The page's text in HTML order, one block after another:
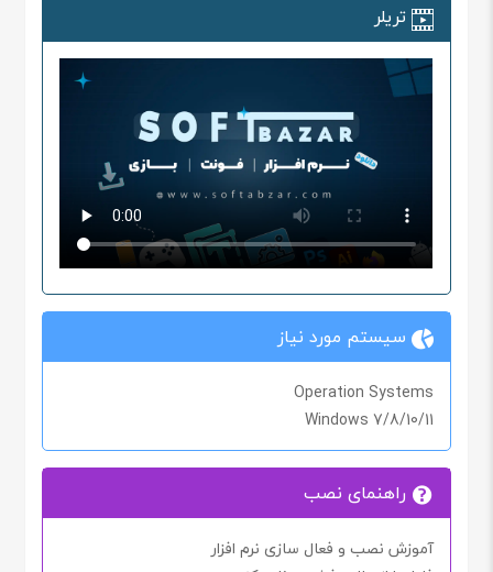
تریلر
سیستم مورد نیاز
Operation Systems
Windows 7/8/10/11
راهنمای نصب
آموزش نصب و فعال سازی نرم افزار